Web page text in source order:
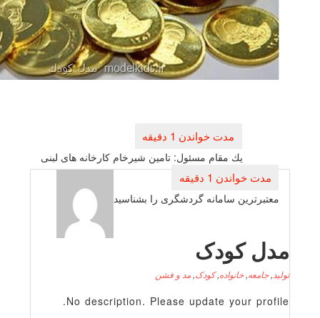
یك مقام مسئول: تامین شیرخام كارخانه های لبنی
سامانه گردشگری را بشناسید
کودک
خانواده,کودک,مد و فشن
No description. Please update your